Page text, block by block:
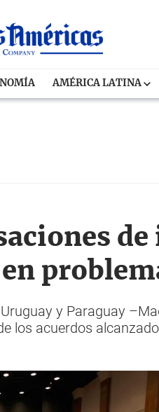
AMÉRICA LATINA
y Paraguay
los acuerdos